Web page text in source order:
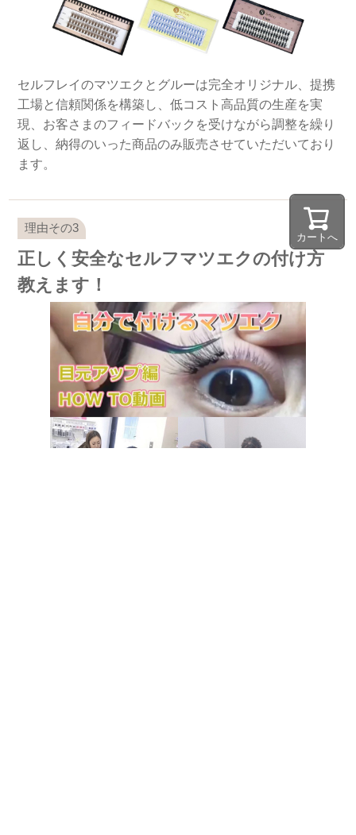
カートへ
セルフレイのマツエクとグルーは完全オリジナル、提携
工場と信頼関係を構築し、低コスト高品質の生産を実
現、お客さまのフィードバックを受けながら調整を繰り
返し、納得のいった商品のみ販売させていただいており
ます。
正しく安全なセルフマツエクの付け方
教えます！